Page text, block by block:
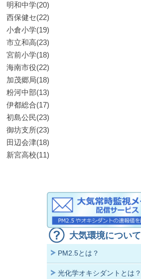
明和中学(20)
西保健セ(22)
小倉小学(19)
市立和高(23)
宮前小学(18)
海南市役(22)
加茂郷局(18)
粉河中部(13)
伊都総合(17)
初島公民(23)
御坊支所(23)
田辺会津(18)
新宮高校(11)
大気環境について
PM2.5とは？
光化学オキシダントとは？